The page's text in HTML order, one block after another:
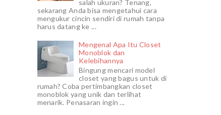
salah ukuran? Tenang,
sekarang Anda bisa mengetahui cara
mengukur cincin sendiri di rumah tanpa
harus datang ke ...
Mengenal Apa Itu Closet
Monoblok dan
Kelebihannya
Bingung mencari model
closet yang bagus untuk di
rumah? Coba pertimbangkan closet
monoblok yang unik dan terlihat
menarik. Penasaran ingin ...